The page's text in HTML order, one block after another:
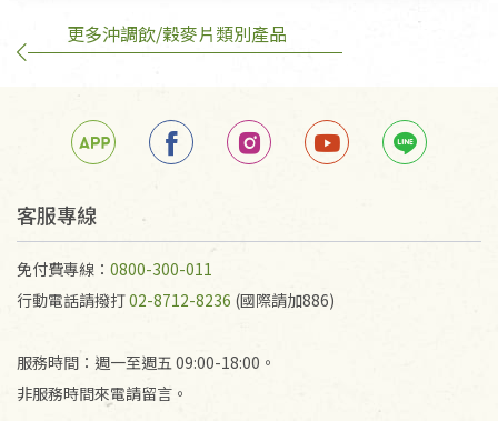
訂購手抄稿退貨需知：
若未保持原包裝方式或未使用原箱退回，導致書籍有
任何折損、磨損、污損或凹角，將不接受退貨，也不
不接受退貨之手抄稿，為敬重法寶故，里仁網購無法
代為結緣處理等。 若需將手抄稿寄還給消費者，因而
產生的運費100元/箱將由消費者負擔。
更多沖調飲/穀麥片類別產品
客服專線
免付費專線： 0800-300-011
行動電話請撥打02-8712-8236 (國際請加886)
服務時間：週一至週五 09:00-18:00。
非服務時間來電請留言。